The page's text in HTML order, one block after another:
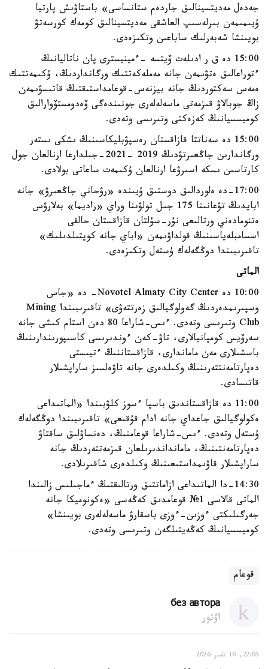
جەدەل مەديتسينالىق جاردەم ستانساسى» باستاۋىش پارتيا
ۇيىمىمەن بىرلەسىپ العاشقى مەديتسينالىق كومەك كورسەتۋ
بويىنشا شەبەرلىك ساباعىن وتكىزەدى.
15:00 دە ق ر ادىلەت ۆيتسە -ءمينيسترى پان ناتاليانىڭ
ءتوراعالىق ەتۋىمەن جانە مەملەكەتتىك ورگانداردىڭ، ۇكىمەتتىك
ەمەس سەكتوردىڭ جانە بيزنەس-قوعامداستىقتىڭ قاتىسۋىمەن
زاڭ جوبالاۋ قىزمەتى ماسەلەلەرى جونىندەگى ۆەدومستۆوارالىق
كوميسسيانىڭ كەزەكتى وتىرىسى وتەدى.
15:00 دە سەناتتا قازاقستان رەسپۋبليكاسىنىڭ ىشكى ىستەر
ورگاندارىن جاڭعىرتۋدىڭ 2019 -2021-جىلدارعا ارنالعان جول
كارتاسىن ىسكە اسىرۋعا ارنالعان ۇكىمەت ساعاتى بولادى.
17:00-دە ەلوردالىق دوستىق ۇيىندە «رۋحاني جاڭعىرۋ» جانە
ابايدىڭ تۋعانىنا 175 جىل تولۋىنا وراي «راديما» بەلارۋس
ەتنومادەني ورتالىعى نۇر-سۇلتان قازاقستان حالقى
اسسامبلەياسىنىڭ قولداۋىمەن «اباي جانە كوپتىلدىلىك»
تاقىرىبىندا دوڭگەلەك ۇستەل وتكىزەدى.
الماتى
10:00 دە Novotel Almaty City Center- دە «جاس
وسپىرىمدەردىڭ گەولوگيالىق زەرتتەۋى» تاقىرىبىندا Mining
Club وتىرىسى وتەدى. ءىس-شاراعا 80 دەن استام كىشى جانە
سەرۆيس كومپانيالارى، تاۋ-كەن ءوندىرىسى كاسىپورىندارىنىڭ
باسشىلارى مەن ماماندارى، قازاقستاننىڭ ءتيىستى
دەپارتامەنتتەرىنىڭ وكىلدەرى جانە تاۋەلسىز ساراپشىلار
قاتىسادى.
11:00 دە قازاقستاندىق باسپا ءسوز كلۋبىندا «الماتىداعى
ەكولوگيالىق جاعداي جانە ادام قۇقىعى» تاقىرىبىندا دوڭگەلەك
ۇستەل وتەدى. ءىس-شاراعا قوعامنىڭ، دەنساۋلىق ساقتاۋ
دەپارتامەنتىنىڭ، مامانداندىرىلعان قىزمەتتەردىڭ جانە
ساراپشىلار قاۋىمداستىعىنىڭ وكىلدەرى شاقىرىلادى.
14:30-دا الماتىداعى ازاماتتىق ورتالىقتىڭ ءماجىلىس زالىندا
الماتى قالاسى 1№ قوعامدىق كەڭەسى «ەكونوميكا جانە
جەرگىلىكتى ءوزىن-ءوزى باسقارۋ ماسەلەلەرى بويىنشا»
كوميسسيانىڭ كەڭەيتىلگەن وتىرىسى وتەدى.
قوعام
без автора
اۆتور
22:05, 10 تامىز 2026